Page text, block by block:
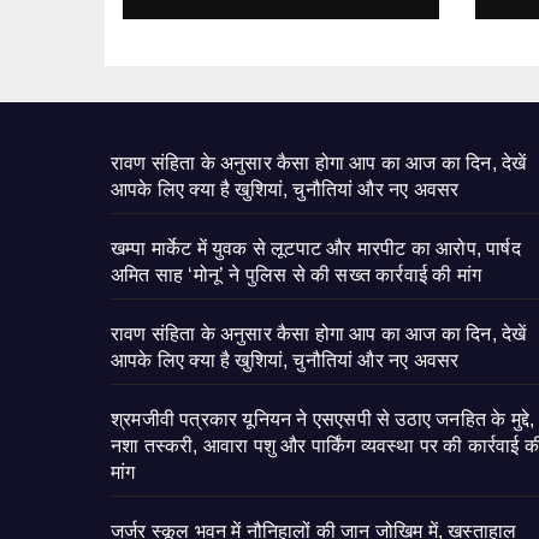
रावण संहिता के अनुसार कैसा होगा आप का आज का दिन, देखें
आपके लिए क्या है खुशियां, चुनौतियां और नए अवसर
खम्पा मार्केट में युवक से लूटपाट और मारपीट का आरोप, पार्षद
अमित साह ‘मोनू’ ने पुलिस से की सख्त कार्रवाई की मांग
रावण संहिता के अनुसार कैसा होगा आप का आज का दिन, देखें
आपके लिए क्या है खुशियां, चुनौतियां और नए अवसर
श्रमजीवी पत्रकार यूनियन ने एसएसपी से उठाए जनहित के मुद्दे,
नशा तस्करी, आवारा पशु और पार्किंग व्यवस्था पर की कार्रवाई
मांग
जर्जर स्कूल भवन में नौनिहालों की जान जोखिम में, खस्ताहाल